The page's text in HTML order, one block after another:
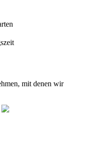
mit denen wir